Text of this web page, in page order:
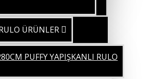
ÜRÜNLER
PUFFY YAPIŞKANLI RULO